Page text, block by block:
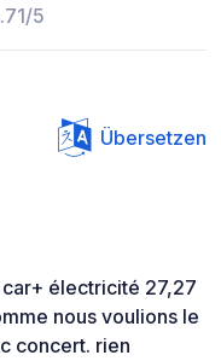
5
Übersetzen
électricité 27,27
nous voulions le
concert. rien